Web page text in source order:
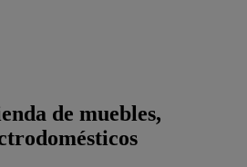
de muebles,